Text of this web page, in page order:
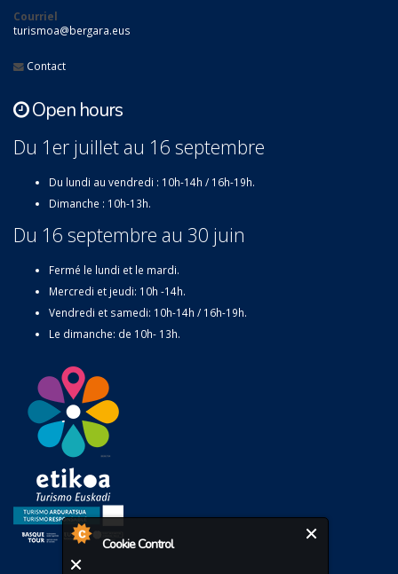
Cookie Control
Courriel
turismoa@bergara.eus
Contact
Open hours
Du 1er juillet au 16 septembre
Du lundi au vendredi : 10h-14h / 16h-19h.
Dimanche : 10h-13h.
Du 16 septembre au 30 juin
Fermé le lundi et le mardi.
Mercredi et jeudi: 10h -14h.
Vendredi et samedi: 10h-14h / 16h-19h.
Le dimanche: de 10h- 13h.